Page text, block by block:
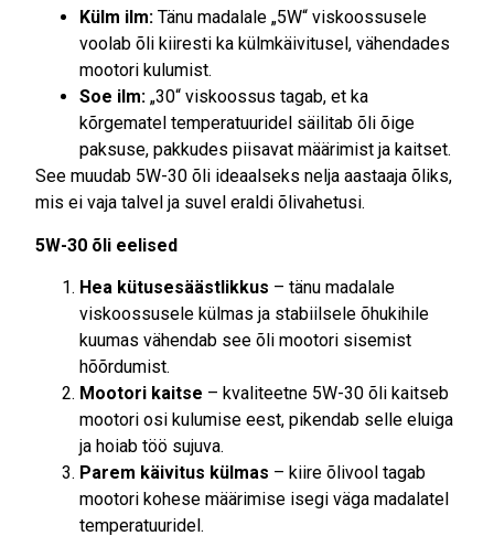
Külm ilm: Tänu madalale „5W“ viskoossusele
voolab õli kiiresti ka külmkäivitusel, vähendades
mootori kulumist.
Soe ilm: „30“ viskoossus tagab, et ka
kõrgematel temperatuuridel säilitab õli õige
paksuse, pakkudes piisavat määrimist ja kaitset.
See muudab 5W-30 õli ideaalseks nelja aastaaja õliks,
mis ei vaja talvel ja suvel eraldi õlivahetusi.
5W-30 õli eelised
Hea kütusesäästlikkus – tänu madalale
viskoossusele külmas ja stabiilsele õhukihile
kuumas vähendab see õli mootori sisemist
hõõrdumist.
Mootori kaitse – kvaliteetne 5W-30 õli kaitseb
mootori osi kulumise eest, pikendab selle eluiga
ja hoiab töö sujuva.
Parem käivitus külmas – kiire õlivool tagab
mootori kohese määrimise isegi väga madalatel
temperatuuridel.